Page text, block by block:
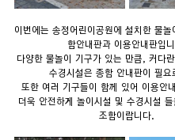
이번에는 송정어린이공원에 설치한 물놀
합안내판과 이용안내판입
다양한 물놀이 기구가 있는 만큼, 커다
수경시설은 종합 안내판이 필요
또한 여러 기구들이 함께 있어 이용안
더욱 안전하게 놀이시설 및 수경시설
조합이랍니다.